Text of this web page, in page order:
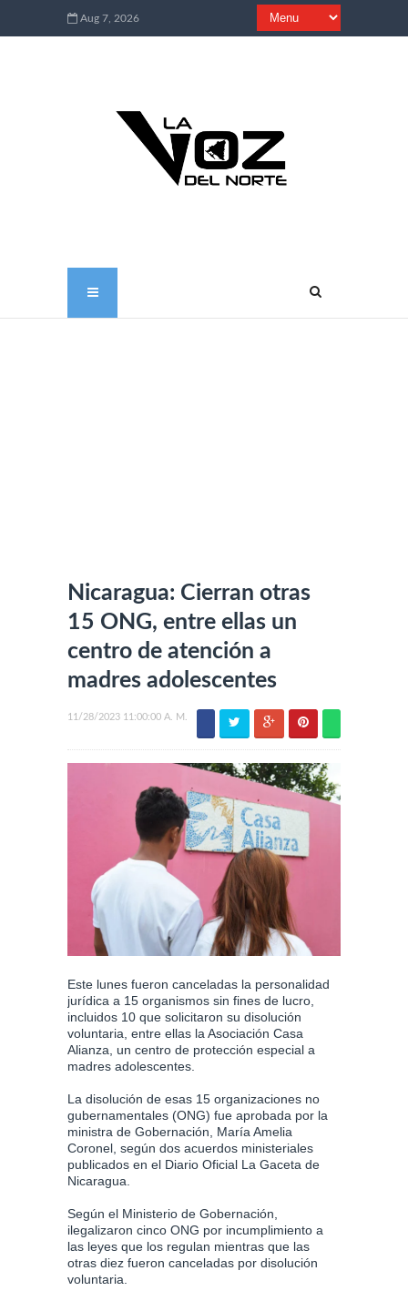
Aug 7, 2026
Nicaragua: Cierran otras
15 ONG, entre ellas un
centro de atención a
madres adolescentes
11/28/2023 11:00:00 A. M.
Este lunes fueron canceladas la personalidad
jurídica a 15 organismos sin fines de lucro,
incluidos 10 que solicitaron su disolución
voluntaria, entre ellas la Asociación Casa
Alianza, un centro de protección especial a
madres adolescentes.
La disolución de esas 15 organizaciones no
gubernamentales (ONG) fue aprobada por la
ministra de Gobernación, María Amelia
Coronel, según dos acuerdos ministeriales
publicados en el Diario Oficial La Gaceta de
Nicaragua.
Según el Ministerio de Gobernación,
ilegalizaron cinco ONG por incumplimiento a
las leyes que los regulan mientras que las
otras diez fueron canceladas por disolución
voluntaria.